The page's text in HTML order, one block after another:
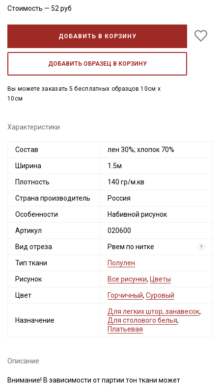
Стоимость — 52 руб
ДОБАВИТЬ В КОРЗИНУ
ДОБАВИТЬ ОБРАЗЕЦ В КОРЗИНУ
Вы можете заказать 5 бесплатных образцов 10см x
10см
Характеристики
Состав лен 30%; хлопок 70%
Ширина 1.5м
Плотность 140 гр/м.кв
Страна производитель Россия
Особенности Набивной рисунок
Артикул 020600
Вид отреза Рвем по нитке ?
Тип ткани Полулен
Рисунок Все рисунки, Цветы
Цвет Горчичный, Суровый
Назначение
Для легких штор, занавесок,
Для столового белья,
Платьевая
Описание
Внимание! В зависимости от партии тон ткани может